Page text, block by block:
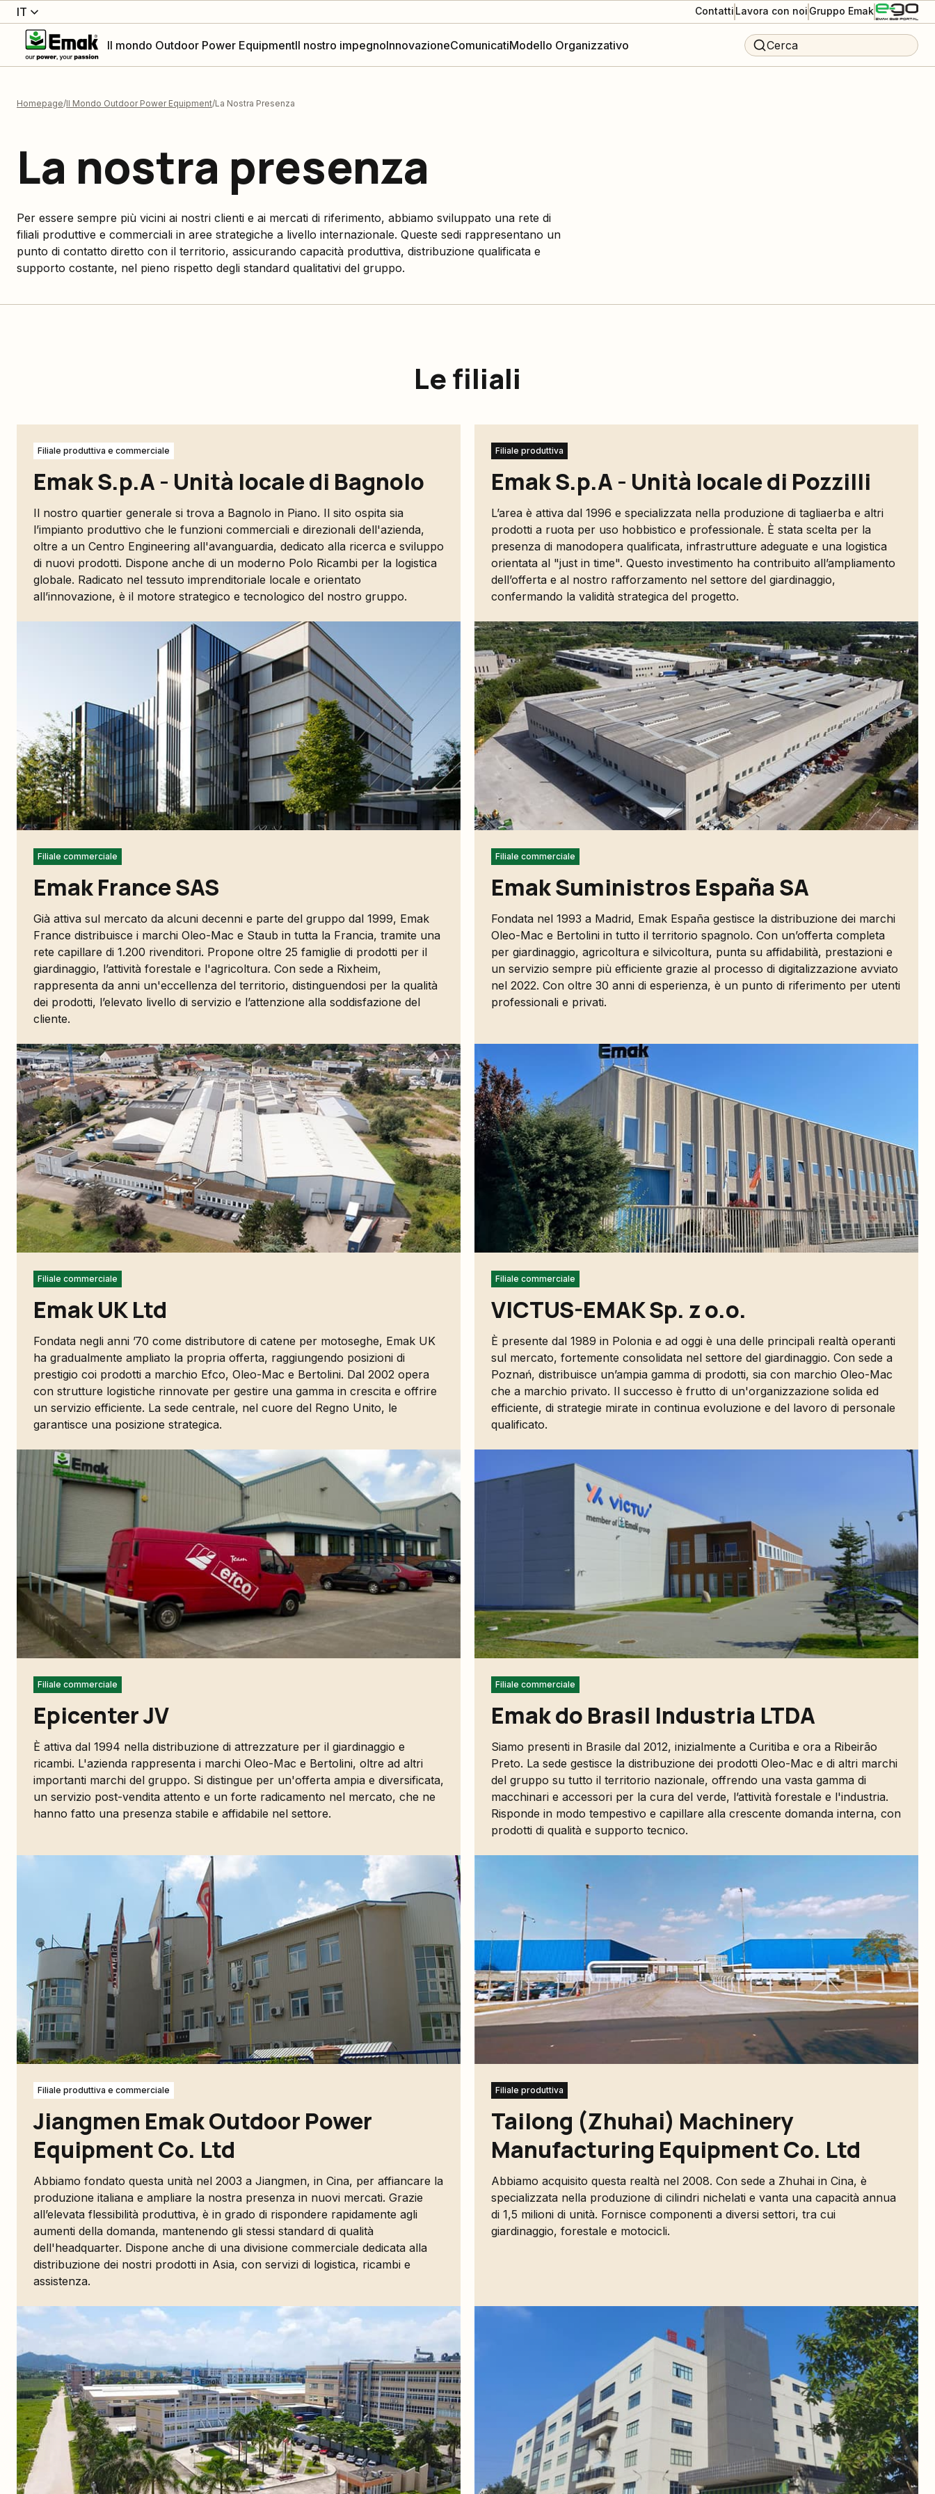
IT Contatti Lavora con noi Gruppo Emak
Il mondo Outdoor Power EquipmentIl nostro impegnoInnovazioneComunicatiModello Organizzativo Cerca
Homepage Il Mondo Outdoor Power Equipment La Nostra Presenza
La nostra presenza
Per essere sempre più vicini ai nostri clienti e ai mercati di riferimento, abbiamo sviluppato una rete di
filiali produttive e commerciali in aree strategiche a livello internazionale. Queste sedi rappresentano un
punto di contatto diretto con il territorio, assicurando capacità produttiva, distribuzione qualificata e
supporto costante, nel pieno rispetto degli standard qualitativi del gruppo.
Le filiali
Filiale produttiva e commerciale
Emak S.p.A - Unità locale di Bagnolo
Il nostro quartier generale si trova a Bagnolo in Piano. Il sito ospita sia
l’impianto produttivo che le funzioni commerciali e direzionali dell'azienda,
oltre a un Centro Engineering all'avanguardia, dedicato alla ricerca e sviluppo
di nuovi prodotti. Dispone anche di un moderno Polo Ricambi per la logistica
globale. Radicato nel tessuto imprenditoriale locale e orientato
all’innovazione, è il motore strategico e tecnologico del nostro gruppo.
Filiale produttiva
Emak S.p.A - Unità locale di Pozzilli
L’area è attiva dal 1996 e specializzata nella produzione di tagliaerba e altri
prodotti a ruota per uso hobbistico e professionale. È stata scelta per la
presenza di manodopera qualificata, infrastrutture adeguate e una logistica
orientata al "just in time". Questo investimento ha contribuito all’ampliamento
dell’offerta e al nostro rafforzamento nel settore del giardinaggio,
confermando la validità strategica del progetto.
Filiale commerciale
Emak France SAS
Già attiva sul mercato da alcuni decenni e parte del gruppo dal 1999, Emak
France distribuisce i marchi Oleo-Mac e Staub in tutta la Francia, tramite una
rete capillare di 1.200 rivenditori. Propone oltre 25 famiglie di prodotti per il
giardinaggio, l’attività forestale e l'agricoltura. Con sede a Rixheim,
rappresenta da anni un'eccellenza del territorio, distinguendosi per la qualità
dei prodotti, l’elevato livello di servizio e l’attenzione alla soddisfazione del
cliente.
Filiale commerciale
Emak Suministros España SA
Fondata nel 1993 a Madrid, Emak España gestisce la distribuzione dei marchi
Oleo-Mac e Bertolini in tutto il territorio spagnolo. Con un’offerta completa
per giardinaggio, agricoltura e silvicoltura, punta su affidabilità, prestazioni e
un servizio sempre più efficiente grazie al processo di digitalizzazione avviato
nel 2022. Con oltre 30 anni di esperienza, è un punto di riferimento per utenti
professionali e privati.
Filiale commerciale
Emak UK Ltd
Fondata negli anni ’70 come distributore di catene per motoseghe, Emak UK
ha gradualmente ampliato la propria offerta, raggiungendo posizioni di
prestigio coi prodotti a marchio Efco, Oleo-Mac e Bertolini. Dal 2002 opera
con strutture logistiche rinnovate per gestire una gamma in crescita e offrire
un servizio efficiente. La sede centrale, nel cuore del Regno Unito, le
garantisce una posizione strategica.
Filiale commerciale
VICTUS-EMAK Sp. z o.o.
È presente dal 1989 in Polonia e ad oggi è una delle principali realtà operanti
sul mercato, fortemente consolidata nel settore del giardinaggio. Con sede a
Poznań, distribuisce un’ampia gamma di prodotti, sia con marchio Oleo-Mac
che a marchio privato. Il successo è frutto di un'organizzazione solida ed
efficiente, di strategie mirate in continua evoluzione e del lavoro di personale
qualificato.
Filiale commerciale
Epicenter JV
È attiva dal 1994 nella distribuzione di attrezzature per il giardinaggio e
ricambi. L'azienda rappresenta i marchi Oleo-Mac e Bertolini, oltre ad altri
importanti marchi del gruppo. Si distingue per un'offerta ampia e diversificata,
un servizio post-vendita attento e un forte radicamento nel mercato, che ne
hanno fatto una presenza stabile e affidabile nel settore.
Filiale commerciale
Emak do Brasil Industria LTDA
Siamo presenti in Brasile dal 2012, inizialmente a Curitiba e ora a Ribeirão
Preto. La sede gestisce la distribuzione dei prodotti Oleo-Mac e di altri marchi
del gruppo su tutto il territorio nazionale, offrendo una vasta gamma di
macchinari e accessori per la cura del verde, l’attività forestale e l'industria.
Risponde in modo tempestivo e capillare alla crescente domanda interna, con
prodotti di qualità e supporto tecnico.
Filiale produttiva e commerciale
Jiangmen Emak Outdoor Power
Equipment Co. Ltd
Abbiamo fondato questa unità nel 2003 a Jiangmen, in Cina, per affiancare la
produzione italiana e ampliare la nostra presenza in nuovi mercati. Grazie
all’elevata flessibilità produttiva, è in grado di rispondere rapidamente agli
aumenti della domanda, mantenendo gli stessi standard di qualità
dell'headquarter. Dispone anche di una divisione commerciale dedicata alla
distribuzione dei nostri prodotti in Asia, con servizi di logistica, ricambi e
assistenza.
Filiale produttiva
Tailong (Zhuhai) Machinery
Manufacturing Equipment Co. Ltd
Abbiamo acquisito questa realtà nel 2008. Con sede a Zhuhai in Cina, è
specializzata nella produzione di cilindri nichelati e vanta una capacità annua
di 1,5 milioni di unità. Fornisce componenti a diversi settori, tra cui
giardinaggio, forestale e motocicli.